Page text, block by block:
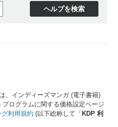
ヘルプを検索
、インディーズマンガ (電子書籍)
ログラムに関する価格設定ページ
利用規約 (以下総称して「 KDP 利